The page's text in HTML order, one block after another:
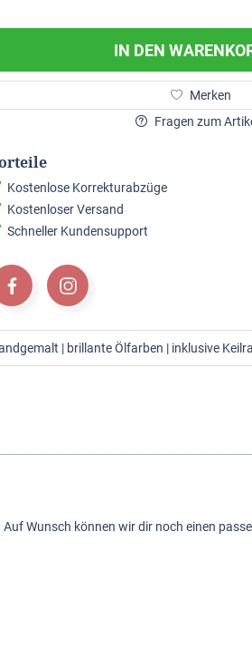
IN DEN
Merken
Fragen zum
Kostenlose Korrekturabzüge
Kostenloser Versand
Schneller Kundensupport
| brillante Ölfarben | inklusive
Wunsch können wir dir noch einen